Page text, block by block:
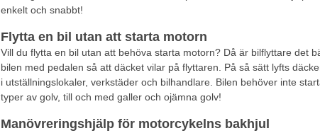
enkelt och snabbt!
Flytta en bil utan att starta motorn
Vill du flytta en bil utan att behöva starta motorn? Då är bilflyttare det
bilen med pedalen så att däcket vilar på flyttaren. På så sätt lyfts
i utställningslokaler, verkstäder och bilhandlare. Bilen behöver inte
typer av golv, till och med galler och ojämna golv!
Manövreringshjälp för motorcykelns bakhjul